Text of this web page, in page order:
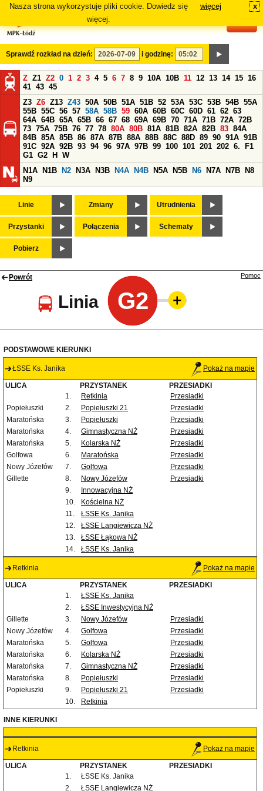
Nasza strona wykorzystuje pliki cookie. Dowiedz się
więcej.
więcej x
Sprawdź rozkład na dzień: i godzinę:
Z Z1 Z2 0 1 2 3 4 5 6 7 8 9 10A 10B 11 12 13 14 15 16
41 43 45
Z3 Z6 Z13 Z43 50A 50B 51A 51B 52 53A 53C 53B 54B 55A
55B 55C 56 57 58A 58B 59 60A 60B 60C 60D 61 62 63
64A 64B 65A 65B 66 67 68 69A 69B 70 71A 71B 72A 72B
73 75A 75B 76 77 78 80A 80B 81A 81B 82A 82B 83 84A
84B 85A 85B 86 87A 87B 88A 88B 88C 88D 89 90 91A 91B
91C 92A 92B 93 94 96 97A 97B 99 100 101 201 202 6.
F1
G1 G2 H
W
N1A
N1B N2 N3A N3B N4A N4B N5A N5B N6 N7A N7B
N8
N9
Linie Zmiany Utrudnienia
Przystanki Połączenia Schematy
Pobierz
Powrót
Linia G2
Pomoc
PODSTAWOWE KIERUNKI
ŁSSE Ks. Janika Pokaż na mapie
ULICA PRZYSTANEK
PRZESIADKI
1.
Retkinia
Przesiadki
Popiełuszki
2. Popiełuszki 21
Przesiadki
Maratońska
3. Popiełuszki
Przesiadki
Maratońska
4. Gimnastyczna NŻ
Przesiadki
Maratońska
5. Kolarska NŻ
Przesiadki
Golfowa
6. Maratońska
Przesiadki
Nowy Józefów
7. Golfowa
Przesiadki
Gillette
8. Nowy Józefów
Przesiadki
9.
Innowacyjna NŻ
10.
Kościelna NŻ
11.
ŁSSE Ks. Janika
12.
ŁSSE Langiewicza NŻ
13.
ŁSSE Łąkowa NŻ
14.
ŁSSE Ks. Janika
Retkinia Pokaż na mapie
ULICA PRZYSTANEK
PRZESIADKI
1.
ŁSSE Ks. Janika
2.
ŁSSE Inwestycyjna NŻ
Gillette
3. Nowy Józefów
Przesiadki
Nowy Józefów
4. Golfowa
Przesiadki
Maratońska
5. Golfowa
Przesiadki
Maratońska
6. Kolarska NŻ
Przesiadki
Maratońska
7. Gimnastyczna NŻ
Przesiadki
Maratońska
8. Popiełuszki
Przesiadki
Popiełuszki
9. Popiełuszki 21
Przesiadki
10.
Retkinia
INNE KIERUNKI
Retkinia Pokaż na mapie
ULICA PRZYSTANEK
PRZESIADKI
1.
ŁSSE Ks. Janika
2.
ŁSSE Langiewicza NŻ